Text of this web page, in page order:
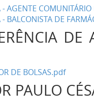
AGENTE
BALCONISTA DE
DE
DE BOLSAS.pdf
PAULO